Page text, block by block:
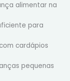
alimentar na
para
cardápios
pequenas